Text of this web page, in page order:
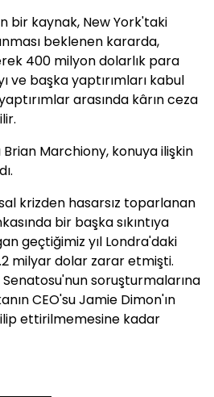
bir kaynak, New York'taki
beklenen kararda,
400 milyon dolarlık para
ve başka yaptırımları kabul
arasında kârın ceza
Brian Marchiony, konuya ilişkin
krizden hasarsız toparlanan
bir başka sıkıntıya
geçtiğimiz yıl Londra'daki
milyar dolar zarar etmişti.
soruşturmalarına
CEO'su Jamie Dimon'ın
ettirilmemesine kadar